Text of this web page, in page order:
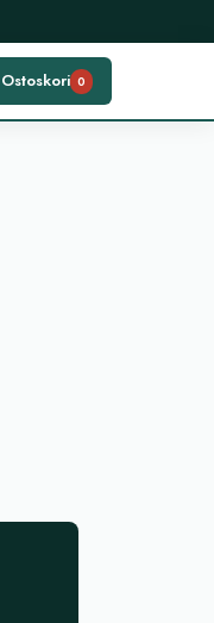
Ostoskori 0